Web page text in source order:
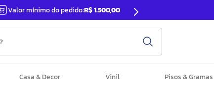
Valor mínimo do pedido:R$ 1.500,00
Casa & Decor Vinil Pisos & Gramas